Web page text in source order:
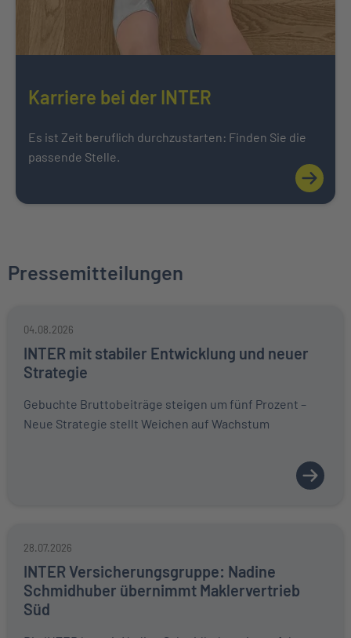
Karriere bei der INTER
Es ist Zeit beruflich durchzustarten: Finden Sie die
passende Stelle.
Mehr
Pressemitteilungen
04.08.2026
INTER mit stabiler Entwicklung und neuer
Strategie
Gebuchte Bruttobeiträge steigen um fünf Prozent –
Neue Strategie stellt Weichen auf Wachstum
28.07.2026
INTER Versicherungsgruppe: Nadine
Schmidhuber übernimmt Maklervertrieb
Süd